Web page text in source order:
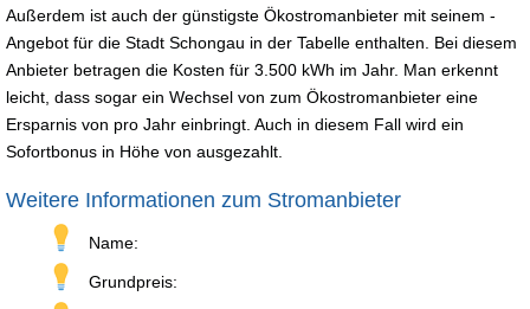
Außerdem ist auch der günstigste Ökostromanbieter mit seinem -
Angebot für die Stadt Schongau in der Tabelle enthalten. Bei diesem
Anbieter betragen die Kosten für 3.500 kWh im Jahr. Man erkennt
leicht, dass sogar ein Wechsel von zum Ökostromanbieter eine
Ersparnis von pro Jahr einbringt. Auch in diesem Fall wird ein
Sofortbonus in Höhe von ausgezahlt.
Weitere Informationen zum Stromanbieter
Name:
Grundpreis: